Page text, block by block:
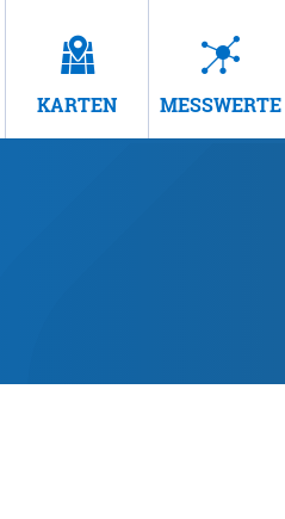
KARTEN MESSWERTE